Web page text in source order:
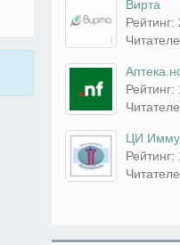
Вирта
ЦИ